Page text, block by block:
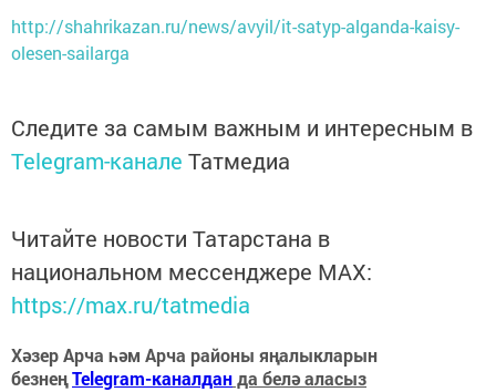
http://shahrikazan.ru/news/avyil/it-satyp-alganda-kaisy-
olesen-sailarga
Следите за самым важным и интересным в
Telegram-канале Татмедиа
Читайте новости Татарстана в
национальном мессенджере MАХ:
https://max.ru/tatmedia
Хәзер Арча һәм Арча районы яңалыкларын
безнеңTelegram-каналданда белә аласыз